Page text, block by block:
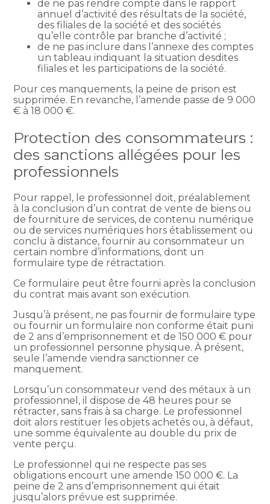
de ne pas rendre compte dans le rapport
annuel d’activité des résultats de la société,
des filiales de la société et des sociétés
qu’elle contrôle par branche d’activité ;
de ne pas inclure dans l’annexe des comptes
un tableau indiquant la situation desdites
filiales et les participations de la société.
Pour ces manquements, la peine de prison est
supprimée. En revanche, l’amende passe de 9 000
€ à 18 000 €.
Protection des consommateurs :
des sanctions allégées pour les
professionnels
Pour rappel, le professionnel doit, préalablement
à la conclusion d’un contrat de vente de biens ou
de fourniture de services, de contenu numérique
ou de services numériques hors établissement ou
conclu à distance, fournir au consommateur un
certain nombre d’informations, dont un
formulaire type de rétractation.
Ce formulaire peut être fourni après la conclusion
du contrat mais avant son exécution.
Jusqu’à présent, ne pas fournir de formulaire type
ou fournir un formulaire non conforme était puni
de 2 ans d’emprisonnement et de 150 000 € pour
un professionnel personne physique. À présent,
seule l’amende viendra sanctionner ce
manquement.
Lorsqu’un consommateur vend des métaux à un
professionnel, il dispose de 48 heures pour se
rétracter, sans frais à sa charge. Le professionnel
doit alors restituer les objets achetés ou, à défaut,
une somme équivalente au double du prix de
vente perçu.
Le professionnel qui ne respecte pas ses
obligations encourt une amende 150 000 €. La
peine de 2 ans d’emprisonnement qui était
jusqu’alors prévue est supprimée.